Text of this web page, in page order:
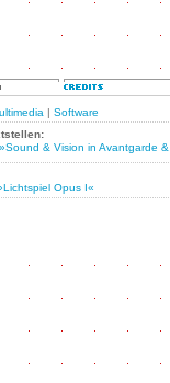
| Software
»Sound & Vision in Avantgarde &
Opus I«